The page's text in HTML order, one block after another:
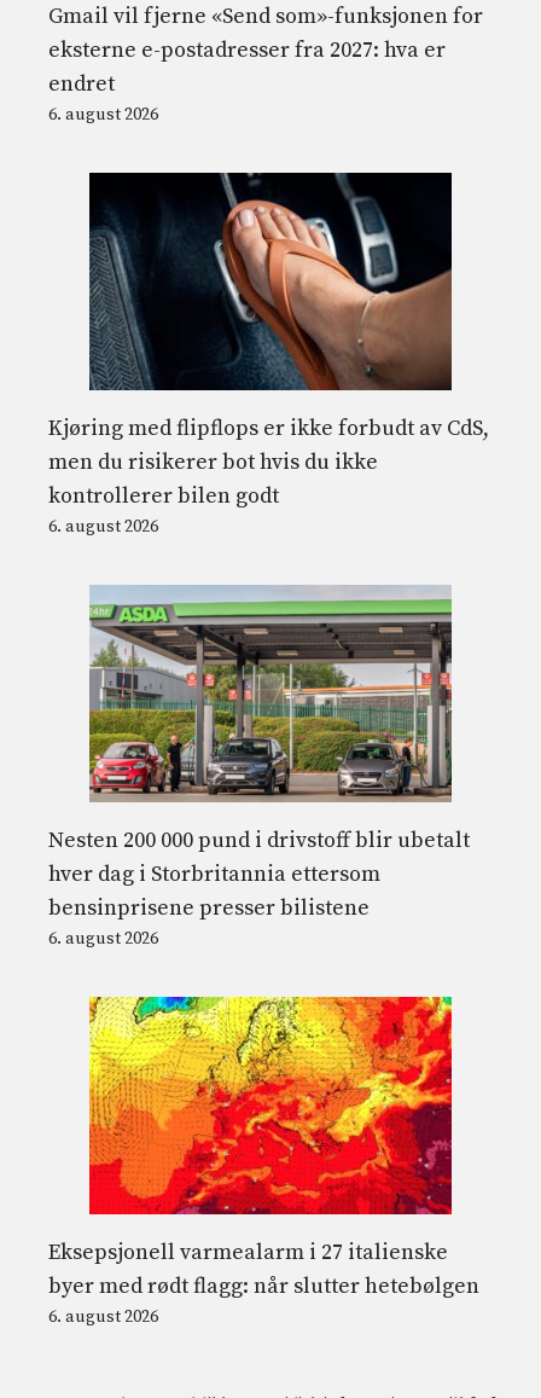
Gmail vil fjerne «Send som»-funksjonen for
eksterne e-postadresser fra 2027: hva er
endret
6. august 2026
Kjøring med flipflops er ikke forbudt av CdS,
men du risikerer bot hvis du ikke
kontrollerer bilen godt
6. august 2026
Nesten 200 000 pund i drivstoff blir ubetalt
hver dag i Storbritannia ettersom
bensinprisene presser bilistene
6. august 2026
Eksepsjonell varmealarm i 27 italienske
byer med rødt flagg: når slutter hetebølgen
6. august 2026